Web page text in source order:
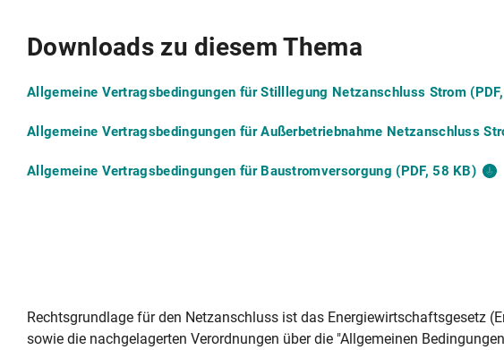
Downloads zu diesem Thema
Allgemeine Vertragsbedingungen für Stilllegung Netzanschluss Strom
Allgemeine Vertragsbedingungen für Außerbetriebnahme Netzanschluss
Allgemeine Vertragsbedingungen für Baustromversorgung (PDF, 58 KB)
Rechtsgrundlage für den Netzanschluss ist das Energiewirtschaftsgesetz
sowie die nachgelagerten Verordnungen über die "Allgemeinen